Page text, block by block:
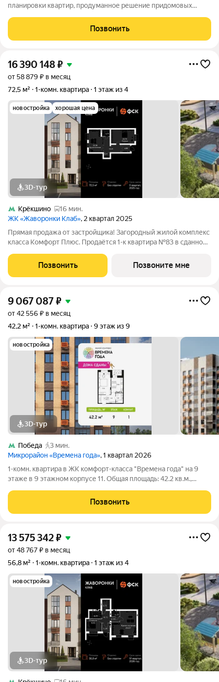
планировки квартир, продуманное решение придомовых
порядком в подъездах, собственная служба эксплуатации
зданий. Подземная 2-х уровневая, охраняемая
Позвонить
16 390 148₽
от 58 879 ₽ в месяц
72,5 м²
1-комн. квартира 1 этаж из 4
новостройка хорошая цена
3D-тур
Крёкшино
16 мин.
ЖК «Жаворонки Клаб», 2 квартал 2025
Прямая продажа от застройщика! Загородный жилой комплекс
класса Комфорт Плюс. Продаётся 1-к квартира №83 в сданном
дома. Без отделки. Расположение комплекса: Для создания
гармоничного
Позвонить Позвоните мне
9 067 087₽
от 42 556 ₽ в месяц
42,2 м²
1-комн. квартира 9 этаж из 9
новостройка
3D-тур
Победа
3 мин.
Микрорайон «Времена года», 1 квартал 2026
1-комн. квартира в ЖК комфорт-класса "Времена года" на 9
этаже в 9 этажном корпусе 11. Общая площадь: 42.2 кв.м.,
современный жилой комплекс комфорт-класса,
расположенный в тихом и зеленом
Позвонить
13 575 342₽
от 48 767 ₽ в месяц
56,8 м²
1-комн. квартира 1 этаж из 4
новостройка
3D-тур